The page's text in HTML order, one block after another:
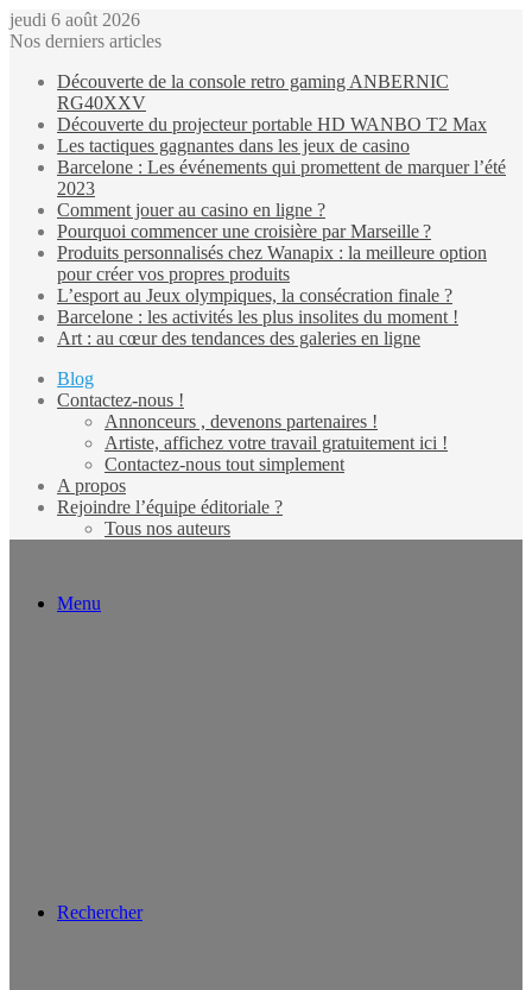
jeudi 6 août 2026
Nos derniers articles
Découverte de la console retro gaming ANBERNIC
RG40XXV
Découverte du projecteur portable HD WANBO T2 Max
Les tactiques gagnantes dans les jeux de casino
Barcelone : Les événements qui promettent de marquer l’été
2023
Comment jouer au casino en ligne ?
Pourquoi commencer une croisière par Marseille ?
Produits personnalisés chez Wanapix : la meilleure option
pour créer vos propres produits
L’esport au Jeux olympiques, la consécration finale ?
Barcelone : les activités les plus insolites du moment !
Art : au cœur des tendances des galeries en ligne
Blog
Contactez-nous !
Annonceurs , devenons partenaires !
Artiste, affichez votre travail gratuitement ici !
Contactez-nous tout simplement
A propos
Rejoindre l’équipe éditoriale ?
Tous nos auteurs
Menu
Rechercher